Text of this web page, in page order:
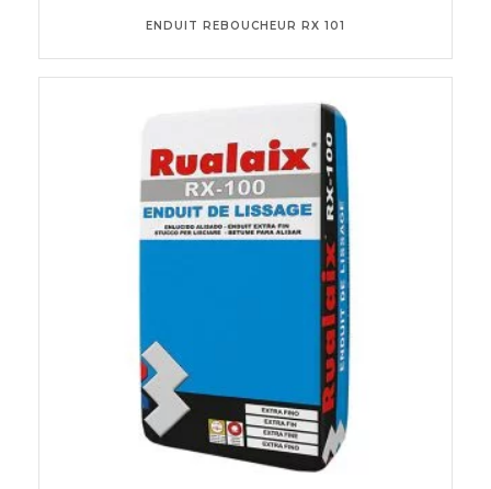
ENDUIT REBOUCHEUR RX 101